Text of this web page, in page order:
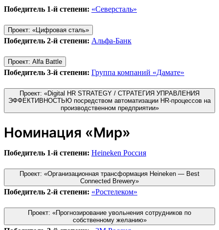
Победитель 1-й степени: «Северсталь»
Проект: «Цифровая сталь»
Победитель 2-й степени: Альфа-Банк
Проект: Alfa Battle
Победитель 3-й степени: Группа компаний «Дамате»
Проект: «Digital HR STRATEGY / СТРАТЕГИЯ УПРАВЛЕНИЯ
ЭФФЕКТИВНОСТЬЮ посредством автоматизации HR-процессов на
производственном предприятии»
Номинация «Мир»
Победитель 1-й степени: Heineken Россия
Проект: «Организационная трансформация Heineken — Best
Connected Brewery»
Победитель 2-й степени: «Ростелеком»
Проект: «Прогнозирование увольнения сотрудников по
собственному желанию»